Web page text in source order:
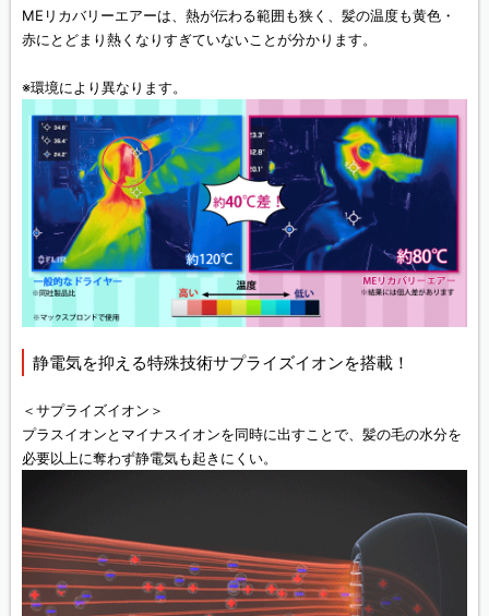
MEリカバリーエアーは、熱が伝わる範囲も狭く、髪の温度も黄色・
赤にとどまり熱くなりすぎていないことが分かります。
※環境により異なります。
静電気を抑える特殊技術サプライズイオンを搭載！
＜サプライズイオン＞
プラスイオンとマイナスイオンを同時に出すことで、髪の毛の水分を
必要以上に奪わず静電気も起きにくい。